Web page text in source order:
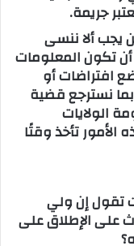
جريمة.
يجب ألا ننسى
تكون المعلومات
افتراضات أو
نسترجع قضية
الولايات
الأمور تأخذ وقتًا
تقول إن ولي
على الإطلاق على